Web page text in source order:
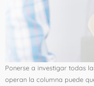
Ponerse a investigar todas
operan la columna puede